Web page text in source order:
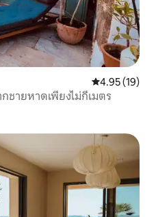
คะแนนเฉลี่ย
4.95 (19)
ชายหาดเพียงไม่กี่เมตร